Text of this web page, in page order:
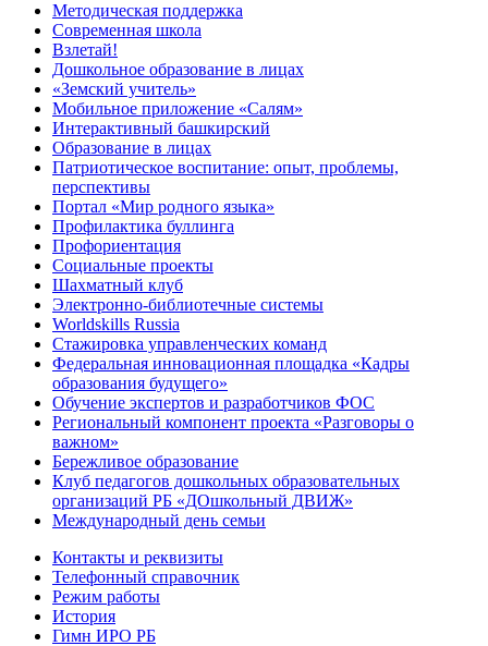
Методическая поддержка
Современная школа
Взлетай!
Дошкольное образование в лицах
«Земский учитель»
Мобильное приложение «Салям»
Интерактивный башкирский
Образование в лицах
Патриотическое воспитание: опыт, проблемы,
перспективы
Портал «Мир родного языка»
Профилактика буллинга
Профориентация
Социальные проекты
Шахматный клуб
Электронно-библиотечные системы
Worldskills Russia
Стажировка управленческих команд
Федеральная инновационная площадка «Кадры
образования будущего»
Обучение экспертов и разработчиков ФОС
Региональный компонент проекта «Разговоры о
важном»
Бережливое образование
Клуб педагогов дошкольных образовательных
организаций РБ «ДОшкольный ДВИЖ»
Международный день семьи
Контакты и реквизиты
Телефонный справочник
Режим работы
История
Гимн ИРО РБ